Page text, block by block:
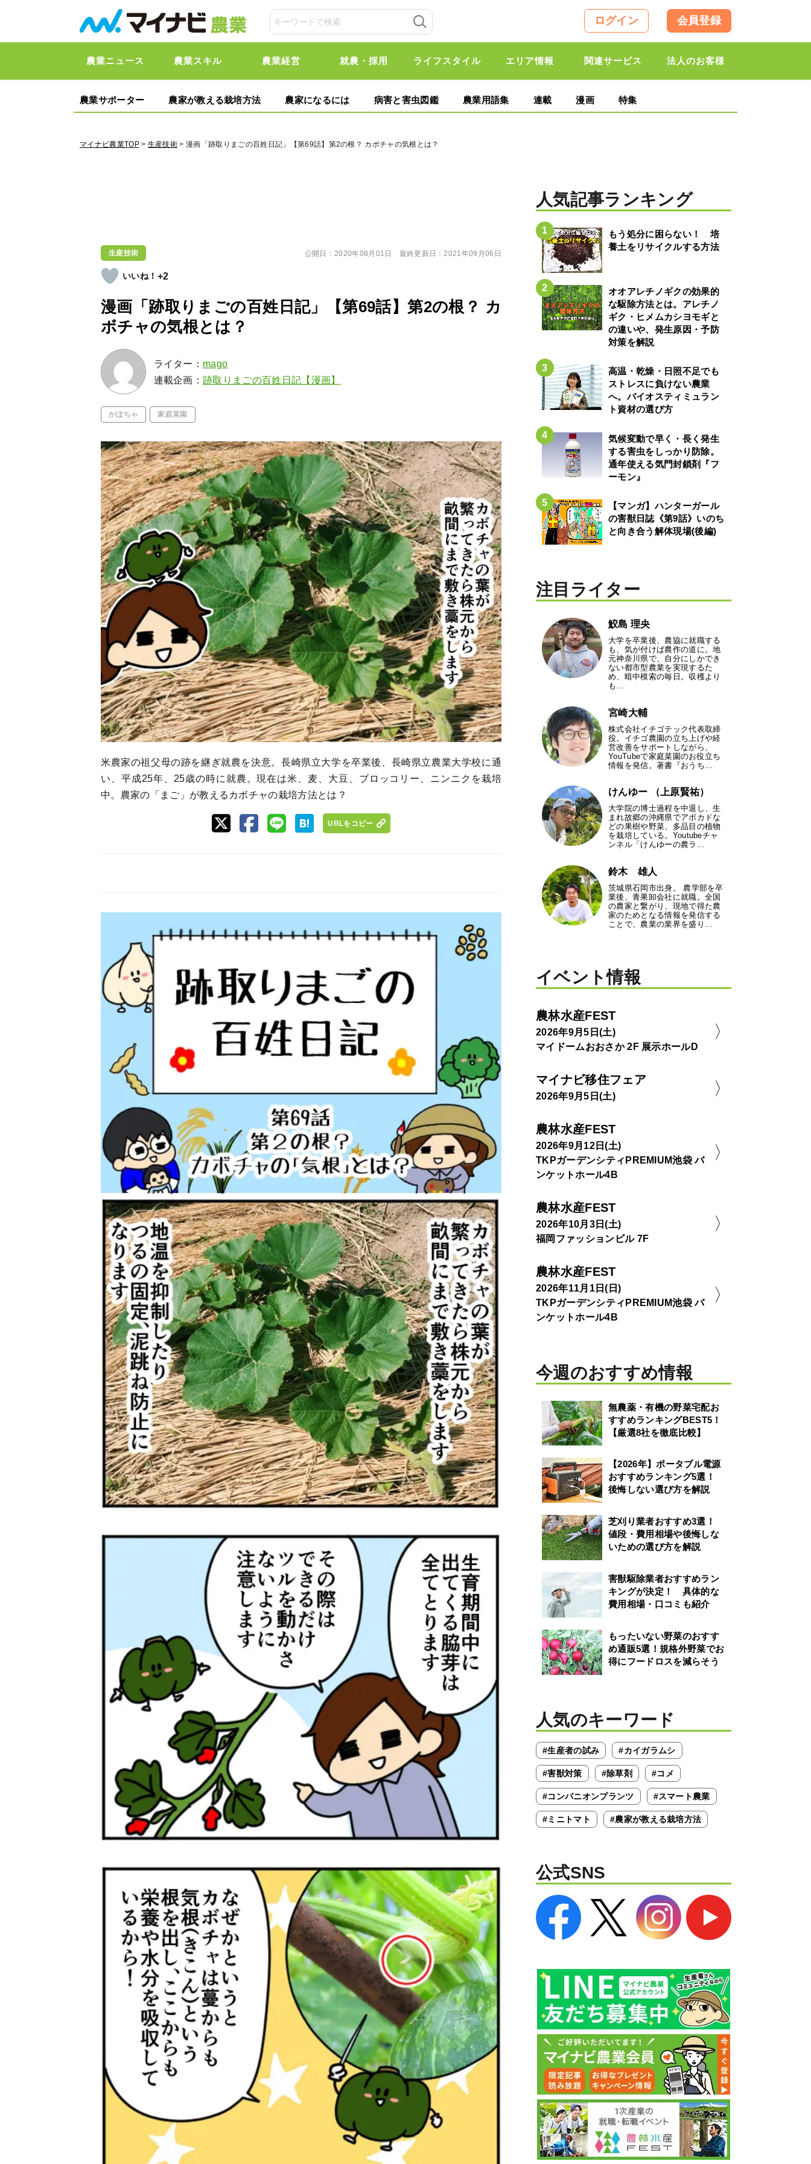
ログイン 会員登録
農業ニュース 農業スキル 農業経営 就農・採用 ライフスタイル エリア情報 関連サービス 法人のお客様
農業サポーター 農家が教える栽培方法 農家になるには 病害と害虫図鑑 農業用語集 連載 漫画 特集
マイナビ農業TOP> 生産技術 > 漫画「跡取りまごの百姓日記」【第69話】第2の根？ カボチャの気根とは？
生産技術
+2
漫画「跡取りまごの百姓日記」【第69話】第2の根？ カ
ボチャの気根とは？
ライター： mago
連載企画： 跡取りまごの百姓日記【漫画】
かぼちゃ 家庭菜園
公開日：2020年08月01日 最終更新日：2021年09月06日
米農家の祖父母の跡を継ぎ就農を決意。長崎県立大学を卒業後、長崎県立農業大学校に通
い、平成25年、25歳の時に就農。現在は米、麦、大豆、ブロッコリー、ニンニクを栽培
中。農家の「まご」が教えるカボチャの栽培方法とは？
URLをコピー
人気記事ランキング
もう処分に困らない！ 培
養土をリサイクルする方法
オオアレチノギクの効果的
な駆除方法とは。アレチノ
ギク・ヒメムカシヨモギと
の違いや、発生原因・予防
対策を解説
高温・乾燥・日照不足でも
ストレスに負けない農業
へ。バイオスティミュラン
ト資材の選び方
気候変動で早く・長く発生
する害虫をしっかり防除。
通年使える気門封鎖剤『フ
ーモン』
【マンガ】ハンターガール
の害獣日誌《第9話》いのち
と向き合う解体現場(後編)
注目ライター
鮫島 理央
大学を卒業後、農協に就職する
も、気が付けば農作の道に。地
元神奈川県で、自分にしかでき
ない都市型農業を実現するた
め、暗中模索の毎日。収穫より
も…
宮崎大輔
株式会社イチゴテック代表取締
役。イチゴ農園の立ち上げや経
営改善をサポートしながら、
YouTubeで家庭菜園のお役立ち
情報を発信。著書『おうち…
けんゆー （上原賢祐）
大学院の博士過程を中退し、生
まれ故郷の沖縄県でアボカドな
どの果樹や野菜、多品目の植物
を栽培している。Youtubeチャ
ンネル「けんゆーの農ラ…
鈴木 雄人
茨城県石岡市出身。 農学部を卒
業後、青果卸会社に就職。全国
の農家と繋がり、現地で得た農
家のためとなる情報を発信する
ことで、農業の業界を盛り…
イベント情報
農林水産FEST
2026年9月5日(土)
マイドームおおさか 2F 展示ホールD
マイナビ移住フェア
2026年9月5日(土)
農林水産FEST
2026年9月12日(土)
TKPガーデンシティPREMIUM池袋 バ
ンケットホール4B
農林水産FEST
2026年10月3日(土)
福岡ファッションビル 7F
農林水産FEST
2026年11月1日(日)
TKPガーデンシティPREMIUM池袋 バ
ンケットホール4B
今週のおすすめ情報
無農薬・有機の野菜宅配お
すすめランキングBEST5！
【厳選8社を徹底比較】
【2026年】ポータブル電源
おすすめランキング5選！
後悔しない選び方を解説
芝刈り業者おすすめ3選！
値段・費用相場や後悔しな
いための選び方を解説
害獣駆除業者おすすめラン
キングが決定！ 具体的な
費用相場・口コミも紹介
もったいない野菜のおすす
め通販5選！規格外野菜でお
得にフードロスを減らそう
人気のキーワード
#生産者の試み #カイガラムシ
#害獣対策 #除草剤 #コメ
#コンパニオンプランツ #スマート農業
#ミニトマト #農家が教える栽培方法
公式SNS